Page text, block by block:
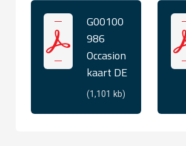
G00100
986
Occasion
kaart DE
(1,101 kb)